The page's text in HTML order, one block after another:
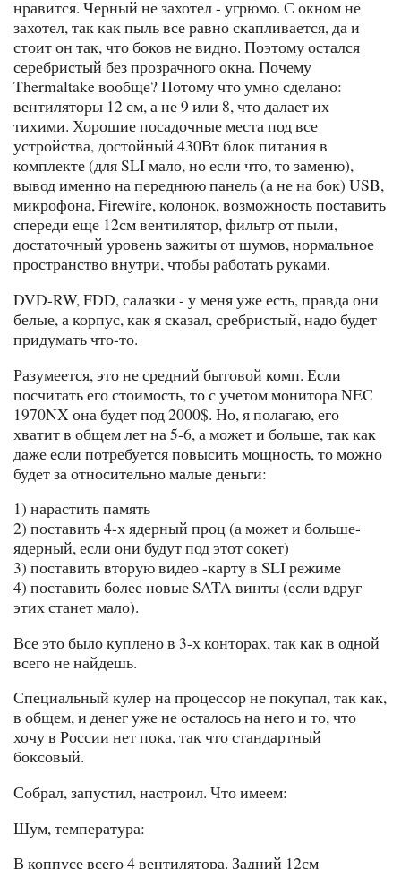
нравится. Черный не захотел - угрюмо. С окном не
захотел, так как пыль все равно скапливается, да и
стоит он так, что боков не видно. Поэтому остался
серебристый без прозрачного окна. Почему
Thermaltake вообще? Потому что умно сделано:
вентиляторы 12 см, а не 9 или 8, что далает их
тихими. Хорошие посадочные места под все
устройства, достойный 430Вт блок питания в
комплекте (для SLI мало, но если что, то заменю),
вывод именно на переднюю панель (а не на бок) USB,
микрофона, Firewire, колонок, возможность поставить
спереди еще 12см вентилятор, фильтр от пыли,
достаточный уровень зажиты от шумов, нормальное
пространство внутри, чтобы работать руками.
DVD-RW, FDD, салазки - у меня уже есть, правда они
белые, а корпус, как я сказал, сребристый, надо будет
придумать что-то.
Разумеется, это не средний бытовой комп. Если
посчитать его стоимость, то с учетом монитора NEC
1970NX она будет под 2000$. Но, я полагаю, его
хватит в общем лет на 5-6, а может и больше, так как
даже если потребуется повысить мощность, то можно
будет за относительно малые деньги:
1) нарастить память
2) поставить 4-х ядерный проц (а может и больше-
ядерный, если они будут под этот сокет)
3) поставить вторую видео -карту в SLI режиме
4) поставить более новые SATA винты (если вдруг
этих станет мало).
Все это было куплено в 3-х конторах, так как в одной
всего не найдешь.
Специальный кулер на процессор не покупал, так как,
в общем, и денег уже не осталось на него и то, что
хочу в России нет пока, так что стандартный
боксовый.
Собрал, запустил, настроил. Что имеем:
Шум, температура:
В коппусе всего 4 вентилятора. Задний 12см